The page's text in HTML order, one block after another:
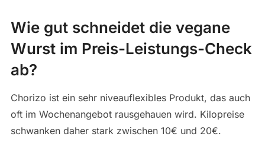
Wie gut schneidet die vegane
Wurst im Preis-Leistungs-Check
ab?
Chorizo ist ein sehr niveauflexibles Produkt, das auch
oft im Wochenangebot rausgehauen wird. Kilopreise
schwanken daher stark zwischen 10€ und 20€.